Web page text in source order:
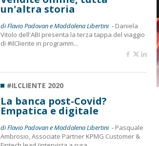
un'altra storia
di Flavio Padovan e Maddalena Libertini - Daniela
Vitolo dell'ABI presenta la terza tappa del viaggio
di #ilCliente in programm...
#ILCLIENTE 2020
La banca post-Covid?
Empatica e digitale
di Flavio Padovan e Maddalena Libertini - Pasquale
Ambrosio, Associate Partner KPMG Customer &